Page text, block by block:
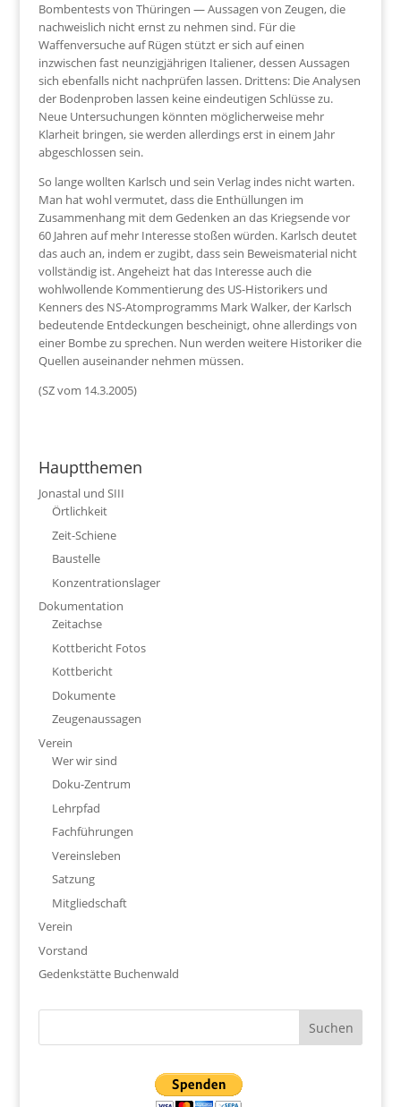
Bombentests von Thüringen — Aussagen von Zeugen, die
nachweislich nicht ernst zu nehmen sind. Für die
Waffenversuche auf Rügen stützt er sich auf einen
inzwischen fast neunzigjährigen Italiener, dessen Aussagen
sich ebenfalls nicht nachprüfen lassen. Drittens: Die Analysen
der Bodenproben lassen keine eindeutigen Schlüsse zu.
Neue Untersuchungen könnten möglicherweise mehr
Klarheit bringen, sie werden allerdings erst in einem Jahr
abgeschlossen sein.
So lange wollten Karlsch und sein Verlag indes nicht warten.
Man hat wohl vermutet, dass die Enthüllungen im
Zusammenhang mit dem Gedenken an das Kriegsende vor
60 Jahren auf mehr Interesse stoßen würden. Karlsch deutet
das auch an, indem er zugibt, dass sein Beweismaterial nicht
vollständig ist. Angeheizt hat das Interesse auch die
wohlwollende Kommentierung des US-Historikers und
Kenners des NS-Atomprogramms Mark Walker, der Karlsch
bedeutende Entdeckungen bescheinigt, ohne allerdings von
einer Bombe zu sprechen. Nun werden weitere Historiker die
Quellen auseinander nehmen müssen.
(SZ vom 14.3.2005)
Hauptthemen
Jonastal und SIII
Örtlichkeit
Zeit-Schiene
Baustelle
Konzentrationslager
Dokumentation
Zeitachse
Kottbericht Fotos
Kottbericht
Dokumente
Zeugenaussagen
Verein
Wer wir sind
Doku-Zentrum
Lehrpfad
Fachführungen
Vereinsleben
Satzung
Mitgliedschaft
Verein
Vorstand
Gedenkstätte Buchenwald